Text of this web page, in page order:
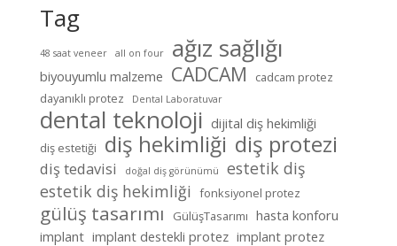
Tag
48 saat veneer all on four ağız sağlığı
biyouyumlu malzeme CADCAM
cadcam protez
dayanıklı protez
Dental Laboratuvar
dental teknoloji dijital diş hekimliği
diş estetiği diş hekimliği diş protezi
diş tedavisi doğal diş görünümü
estetik diş
estetik diş hekimliği fonksiyonel protez
gülüş tasarımı GülüşTasarımı hasta konforu
implant implant destekli protez implant protez